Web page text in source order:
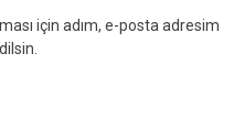
için adım, e-posta adresim